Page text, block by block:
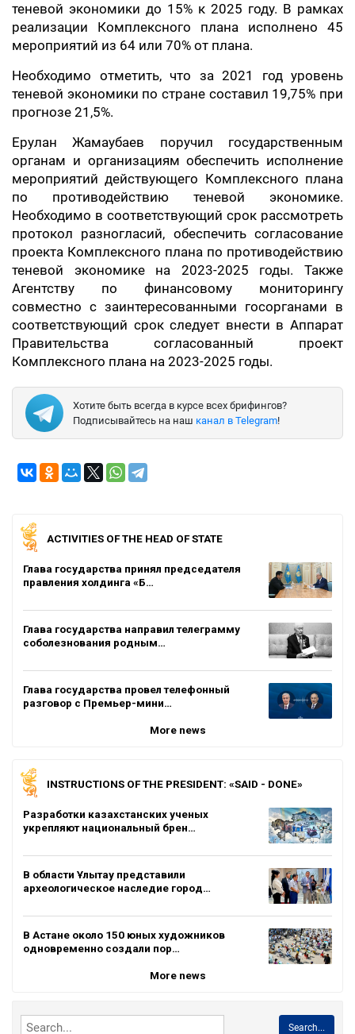
теневой экономики до 15% к 2025 году. В рамках
реализации Комплексного плана исполнено 45
мероприятий из 64 или 70% от плана.
Необходимо отметить, что за 2021 год уровень
теневой экономики по стране составил 19,75% при
прогнозе 21,5%.
Ерулан Жамаубаев поручил государственным
органам и организациям обеспечить исполнение
мероприятий действующего Комплексного плана
по противодействию теневой экономике.
Необходимо в соответствующий срок рассмотреть
протокол разногласий, обеспечить согласование
проекта Комплексного плана по противодействию
теневой экономике на 2023-2025 годы. Также
Агентству по финансовому мониторингу
совместно с заинтересованными госорганами в
соответствующий срок следует внести в Аппарат
Правительства согласованный проект
Комплексного плана на 2023-2025 годы.
Хотите быть всегда в курсе всех брифингов?
Подписывайтесь на наш канал в Telegram!
ACTIVITIES OF THE HEAD OF STATE
Глава государства принял председателя
правления холдинга «Б…
Глава государства направил телеграмму
соболезнования родным…
Глава государства провел телефонный
разговор с Премьер-мини…
More news
INSTRUCTIONS OF THE PRESIDENT: «SAID - DONE»
Разработки казахстанских ученых
укрепляют национальный брен…
В области Ұлытау представили
археологическое наследие город…
В Астане около 150 юных художников
одновременно создали пор…
More news
Search...